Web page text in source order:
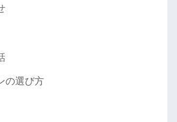
の選び方